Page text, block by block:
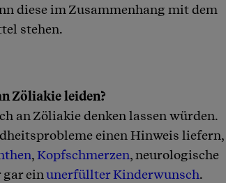
diese im Zusammenhang mit dem
stehen.
Zöliakie leiden?
an Zöliakie denken lassen würden.
einen Hinweis liefern,
,Kopfschmerzen, neurologische
gar einunerfüllter Kinderwunsch.